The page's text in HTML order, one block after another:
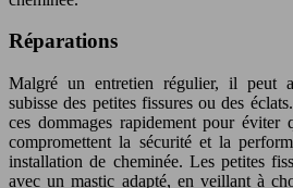
Réparations
Malgré un entretien régulier, il peut
subisse des petites fissures ou des
ces dommages rapidement pour éviter
compromettent la sécurité et la
installation de cheminée. Les petites
avec un mastic adapté, en veillant à